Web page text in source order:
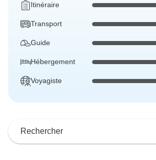
Itinéraire
Transport
Guide
Hébergement
Voyagiste